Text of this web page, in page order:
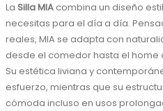
La Silla MIA combina un diseño
necesitas para el día a día.
reales, MIA se adapta con
desde el comedor hasta el home
Su estética liviana y
esfuerzo, mientras que su
cómoda incluso en usos